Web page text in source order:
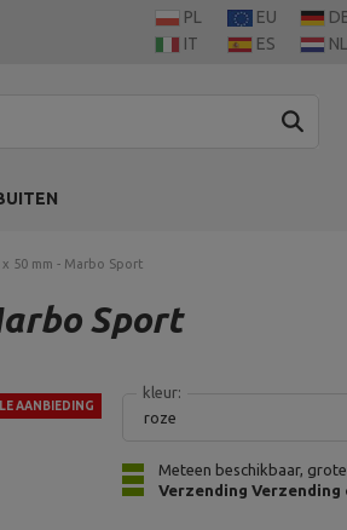
PL EU
IT
ES NL
50 mm - Marbo Sport
Sport
AANBIEDING
kleur:
roze
Meteen beschikbaar,
Verzending Verzending